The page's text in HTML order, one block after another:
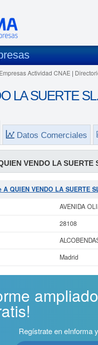
Actividad CNAE |
LA SUERTE
Datos Comerciales
VENDO LA SUERTE
QUIEN VENDO LA SUERTE
AVENIDA
28108
Madrid
Regístrate en eInforma